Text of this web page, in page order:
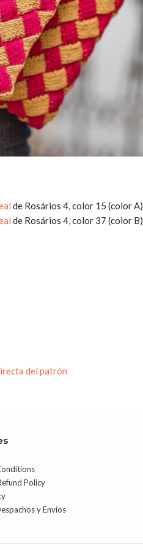
de Rosários 4, color 15 (color A)
de Rosários 4, color 37 (color B)
del patrón
Policy
y Envíos